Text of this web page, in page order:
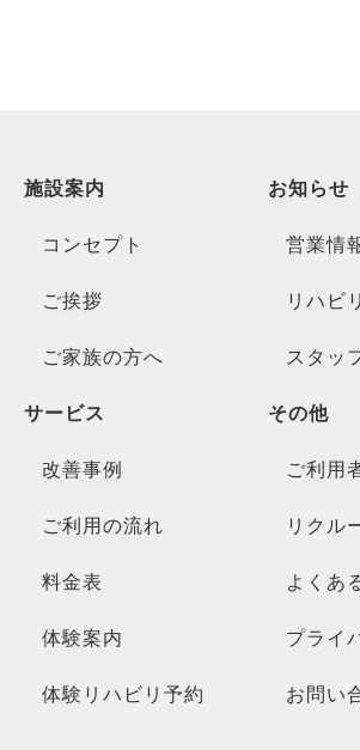
施設案内
コンセプト
ご挨拶
ご家族の方へ
お知らせ
営業情
リハビ
スタッ
サービス
改善事例
ご利用の流れ
料金表
体験案内
体験リハビリ予約
その他
ご利用
リクル
よくあ
プライ
お問い